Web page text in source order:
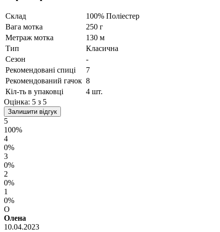
Склад
100% Поліестер
Вага мотка
250 г
Метраж мотка
130 м
Тип
Класична
Сезон
-
Рекомендовані спиці
7
Рекомендований гачок 8
Кіл-ть в упаковці
4 шт.
Оцінка: 5 з 5
Залишити відгук
5
100%
4
0%
3
0%
2
0%
1
0%
О
Олена
10.04.2023